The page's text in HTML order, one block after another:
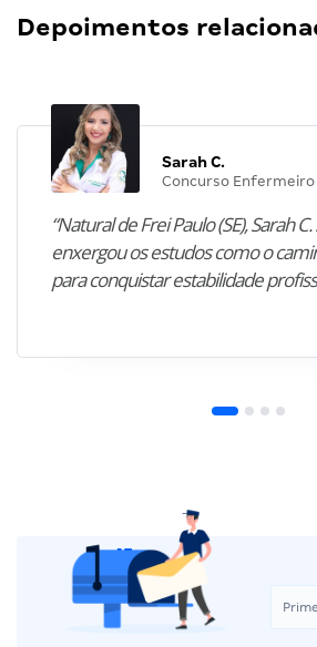
Depoimentos
Sarah C.
Concurso Enfermeiro
“Natural de Frei Paulo (SE), Sarah
enxergou os estudos como o
para conquistar estabilidade